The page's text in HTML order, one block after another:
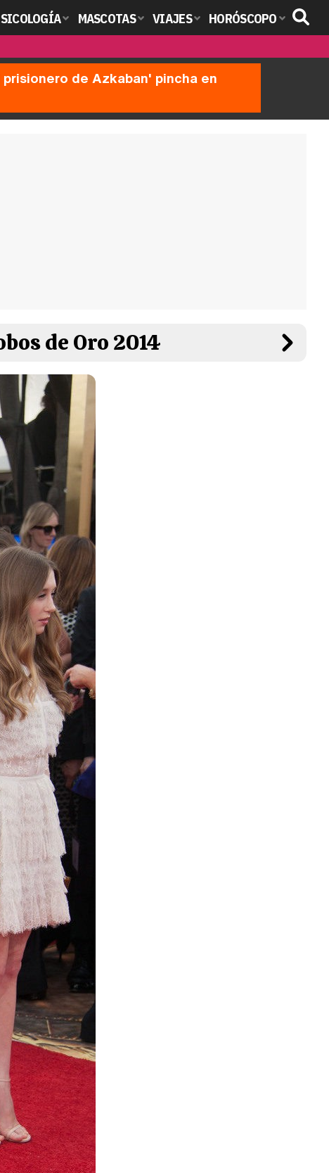
MASCOTAS VIAJES HORÓSCOPO
de Azkaban' pincha en
de Oro 2014